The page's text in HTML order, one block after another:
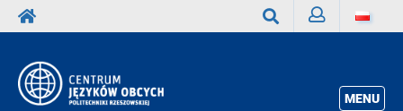
MENU